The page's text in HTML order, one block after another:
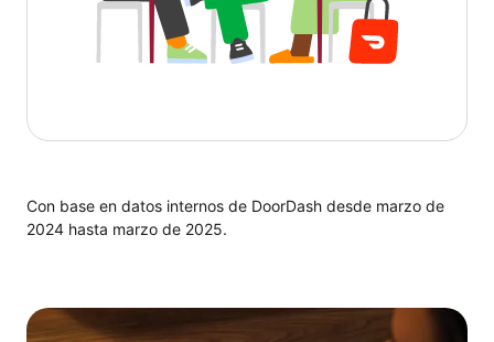
Con base en datos internos de DoorDash desde marzo de
2024 hasta marzo de 2025.